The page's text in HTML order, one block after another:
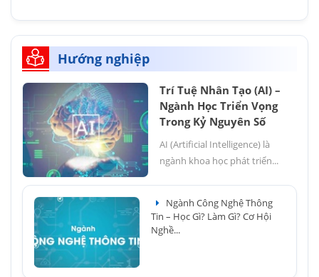
Hướng nghiệp
Trí Tuệ Nhân Tạo (AI) –
Ngành Học Triển Vọng
Trong Kỷ Nguyên Số
AI (Artificial Intelligence) là
ngành khoa học phát triển...
Ngành Công Nghệ Thông
Tin – Học Gì? Làm Gì? Cơ Hội
Nghề...